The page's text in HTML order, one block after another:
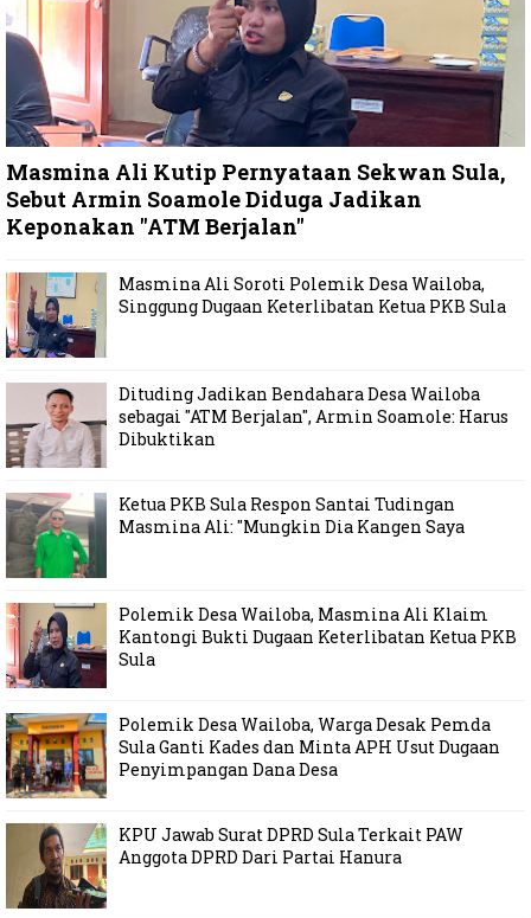
Masmina Ali Kutip Pernyataan Sekwan Sula,
Sebut Armin Soamole Diduga Jadikan
Keponakan "ATM Berjalan"
Masmina Ali Soroti Polemik Desa Wailoba,
Singgung Dugaan Keterlibatan Ketua PKB Sula
Dituding Jadikan Bendahara Desa Wailoba
sebagai "ATM Berjalan", Armin Soamole: Harus
Dibuktikan
Ketua PKB Sula Respon Santai Tudingan
Masmina Ali: "Mungkin Dia Kangen Saya
Polemik Desa Wailoba, Masmina Ali Klaim
Kantongi Bukti Dugaan Keterlibatan Ketua PKB
Sula
Polemik Desa Wailoba, Warga Desak Pemda
Sula Ganti Kades dan Minta APH Usut Dugaan
Penyimpangan Dana Desa
KPU Jawab Surat DPRD Sula Terkait PAW
Anggota DPRD Dari Partai Hanura